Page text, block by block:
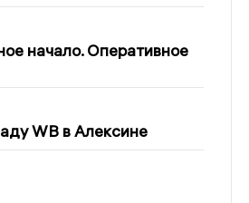
начало. Оперативное
WB в Алексине